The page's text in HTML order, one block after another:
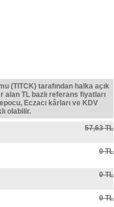
(TITCK) tarafından halka açık
alan TL bazlı referans fiyatları
Eczacı kârları ve KDV
olabilir.
57,63 TL
0 TL
0 TL
0 TL